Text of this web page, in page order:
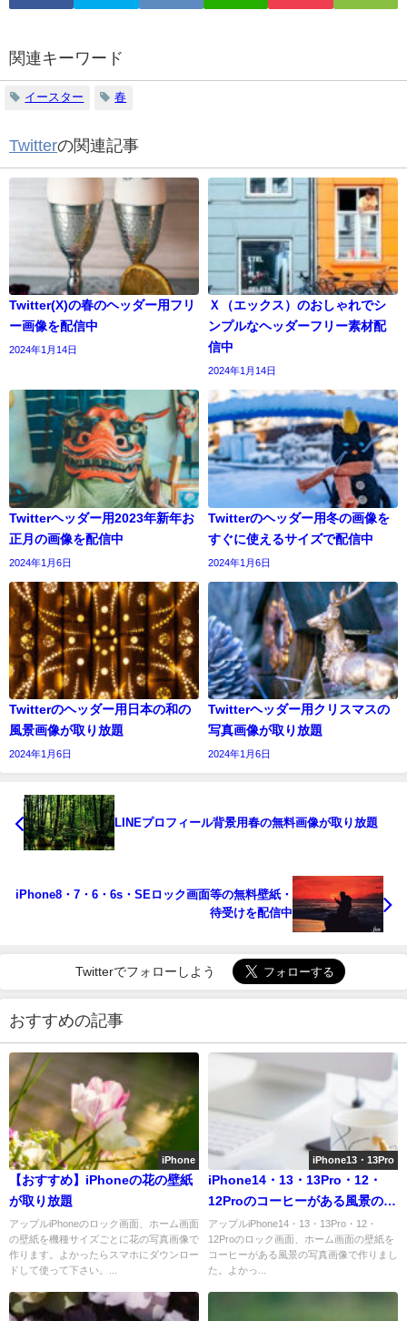
関連キーワード
イースター 春
Twitterの関連記事
Twitter(X)の春のヘッダー用フリ
ー画像を配信中
2024年1月14日
Ｘ（エックス）のおしゃれでシ
ンプルなヘッダーフリー素材配
信中
2024年1月14日
Twitterヘッダー用2023年新年お
正月の画像を配信中
2024年1月6日
Twitterのヘッダー用冬の画像を
すぐに使えるサイズで配信中
2024年1月6日
Twitterのヘッダー用日本の和の
風景画像が取り放題
2024年1月6日
Twitterヘッダー用クリスマスの
写真画像が取り放題
2024年1月6日
LINEプロフィール背景用春の無料画像が取り放題
iPhone8・7・6・6s・SEロック画面等の無料壁紙・
待受けを配信中
Twitterでフォローしよう
おすすめの記事
iPhone
【おすすめ】iPhoneの花の壁紙
が取り放題
アップルiPhoneのロック画面、ホーム画面
の壁紙を機種サイズごとに花の写真画像で
作ります。よかったらスマホにダウンロー
ドして使って下さい。...
iPhone13・13Pro
iPhone14・13・13Pro・12・
12Proのコーヒーがある風景の壁
紙を配信中
アップルiPhone14・13・13Pro・12・
12Proのロック画面、ホーム画面の壁紙を
コーヒーがある風景の写真画像で作りまし
た。よかっ...